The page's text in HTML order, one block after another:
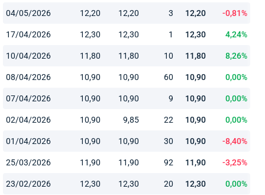
04/05/2026 12,20 12,20 3 12,20 -0,81%
17/04/2026 12,30 12,30 1 12,30 4,24%
10/04/2026 11,80 11,80 10 11,80 8,26%
08/04/2026 10,90 10,90 60 10,90 0,00%
07/04/2026 10,90 10,90 9 10,90 0,00%
02/04/2026 10,90 9,85 22 10,90 0,00%
01/04/2026 10,90 10,90 30 10,90 -8,40%
25/03/2026 11,90 11,90 92 11,90 -3,25%
23/02/2026 12,30 12,30 20 12,30 0,00%